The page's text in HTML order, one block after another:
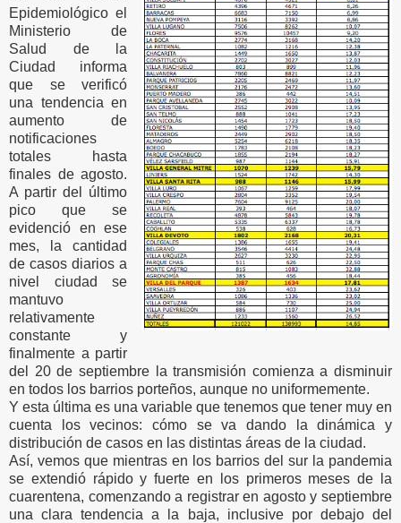
Epidemiológico el
Ministerio de
Salud de la
Ciudad informa
que se verificó
una tendencia en
aumento de
notificaciones
totales hasta
finales de agosto.
A partir del último
pico que se
evidenció en ese
mes, la cantidad
de casos diarios a
nivel ciudad se
mantuvo
relativamente
constante y
finalmente a partir
del 20 de septiembre la transmisión comienza a disminuir
en todos los barrios porteños, aunque no uniformemente.
Y esta última es una variable que tenemos que tener muy en
cuenta los vecinos: cómo se va dando la dinámica y
distribución de casos en las distintas áreas de la ciudad.
Así, vemos que mientras en los barrios del sur la pandemia
se extendió rápido y fuerte en los primeros meses de la
cuarentena, comenzando a registrar en agosto y septiembre
una clara tendencia a la baja, inclusive por debajo del